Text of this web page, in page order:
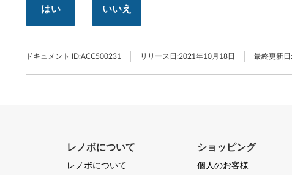
はい いいえ
ドキュメント ID:ACC500231 リリース日:2021年10月18日 最終更新日:
レノボについて
レノボについて
ショッピング
個人のお客様